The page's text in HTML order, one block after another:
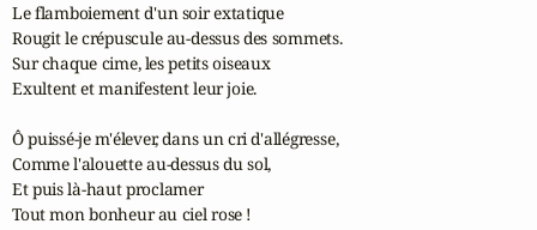
Le flamboiement d'un soir extatique
Rougit le crépuscule au-dessus des sommets.
Sur chaque cime, les petits oiseaux
Exultent et manifestent leur joie.
Ô puissé-je m'élever, dans un cri d'allégresse,
Comme l'alouette au-dessus du sol,
Et puis là-haut proclamer
Tout mon bonheur au ciel rose !